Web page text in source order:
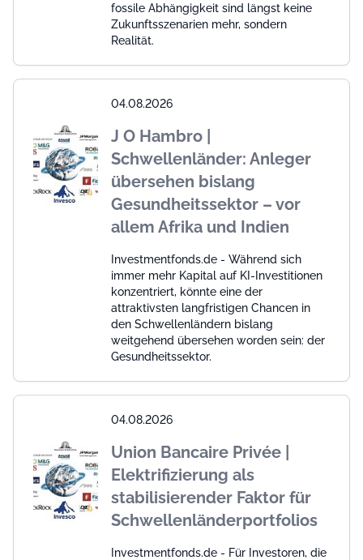
fossile Abhängigkeit sind längst keine
Zukunftsszenarien mehr, sondern
Realität.
04.08.2026
J O Hambro |
Schwellenländer: Anleger
übersehen bislang
Gesundheitssektor – vor
allem Afrika und Indien
Investmentfonds.de - Während sich
immer mehr Kapital auf KI-Investitionen
konzentriert, könnte eine der
attraktivsten langfristigen Chancen in
den Schwellenländern bislang
weitgehend übersehen worden sein: der
Gesundheitssektor.
04.08.2026
Union Bancaire Privée |
Elektrifizierung als
stabilisierender Faktor für
Schwellenländerportfolios
Investmentfonds.de - Für Investoren, die